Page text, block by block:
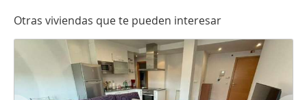
Otras viviendas que te pueden interesar